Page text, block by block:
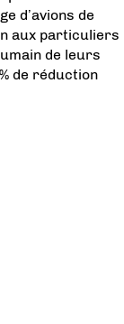
d’avions de
aux particuliers
de leurs
de réduction